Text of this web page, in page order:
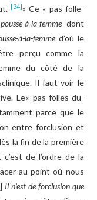
[34]» Ce « pas-folle-
pousse-à-la-femme dont
à-la-femmed’où le
perçu comme la
du côté de la
Il faut voir le
Le« pas-folles-du-
parce que le
entre forclusion et
la fin de la première
c’est de l’ordre de la
au point où nous
Il n’est de forclusion que